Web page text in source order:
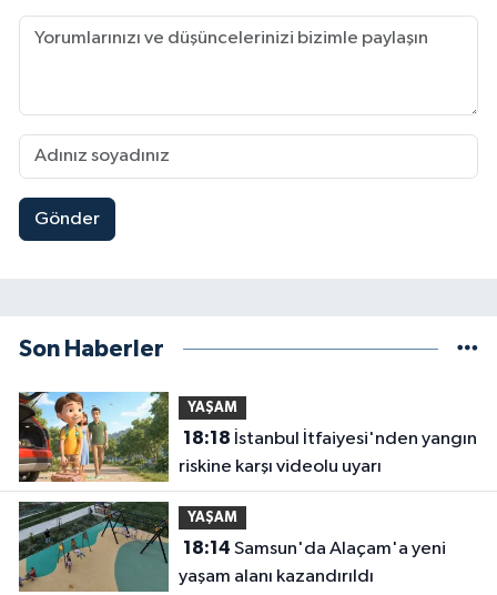
Gönder
Son Haberler
YAŞAM
18:18
riskine karşı videolu uyarı
YAŞAM
18:14
yaşam alanı kazandırıldı